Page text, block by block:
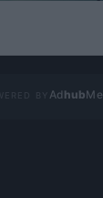
Ad hub